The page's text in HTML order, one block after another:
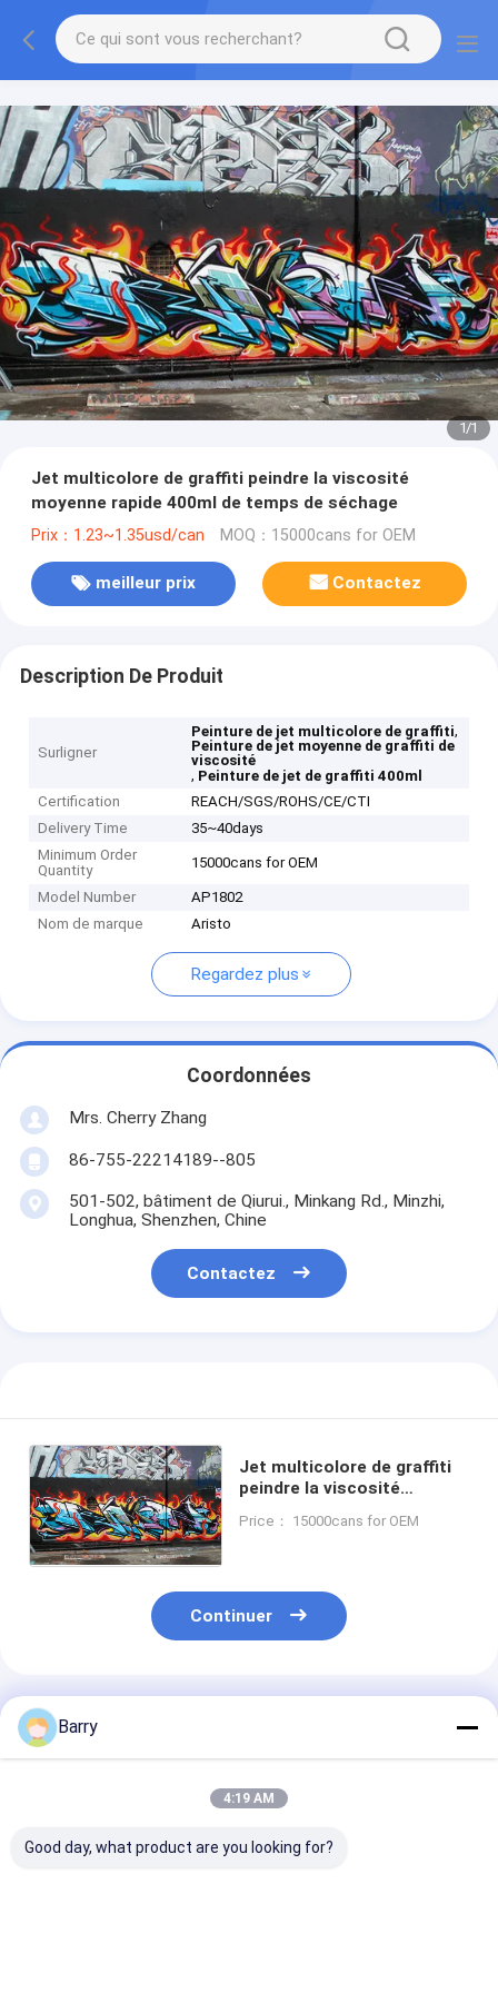
1/1
Jet multicolore de graffiti peindre la viscosité
moyenne rapide 400ml de temps de séchage
Prix：1.23~1.35usd/can MOQ：15000cans for OEM
meilleur prix Contactez
Description De Produit
Surligner
Peinture de jet multicolore de graffiti,
Peinture de jet moyenne de graffiti de
viscosité
, Peinture de jet de graffiti 400ml
Certification
REACH/SGS/ROHS/CE/CTI
Delivery Time
35~40days
Minimum Order
Quantity
15000cans for OEM
Model Number
AP1802
Nom de marque
Aristo
Regardez plus
Coordonnées
Mrs. Cherry Zhang
86-755-22214189--805
501-502, bâtiment de Qiurui., Minkang Rd., Minzhi,
Longhua, Shenzhen, Chine
Contactez
Jet multicolore de graffiti
peindre la viscosité
temps de séchage
Price： 15000cans for OEM
Continuer
Produits Recommandés
Barry
4:19 AM
Good day, what product are you looking for?